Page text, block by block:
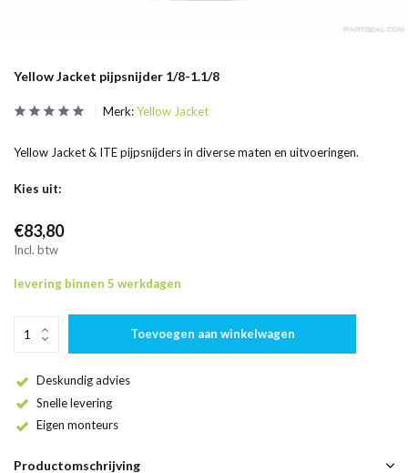
Yellow Jacket pijpsnijder 1/8-1.1/8
Merk:Yellow Jacket
Yellow Jacket & ITE pijpsnijders in diverse maten en uitvoeringen.
Kies uit:
€83,80
Incl. btw
levering binnen 5 werkdagen
Toevoegen aan winkelwagen
Deskundig advies
Snelle levering
Eigen monteurs
Productomschrijving